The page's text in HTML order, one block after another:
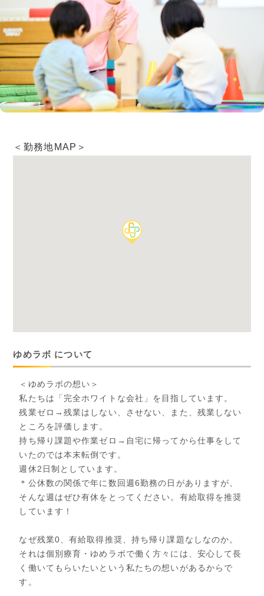
＜勤務地MAP＞
ゆめラボ について
＜ゆめラボの想い＞
私たちは「完全ホワイトな会社」を目指しています。
残業ゼロ→残業はしない、させない、また、残業しない
ところを評価します。
持ち帰り課題や作業ゼロ→自宅に帰ってから仕事をして
いたのでは本末転倒です。
週休2日制としています。
＊公休数の関係で年に数回週6勤務の日がありますが、
そんな週はぜひ有休をとってください。有給取得を推奨
しています！
なぜ残業0、有給取得推奨、持ち帰り課題なしなのか。
それは個別療育・ゆめラボで働く方々には、安心して長
く働いてもらいたいという私たちの想いがあるからで
す。